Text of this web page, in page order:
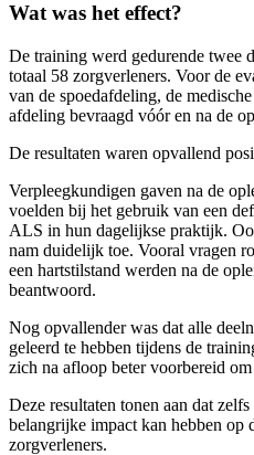
Wat was het effect?
De training werd gedurende twee
totaal 58 zorgverleners. Voor de
van de spoedafdeling, de
afdeling bevraagd vóór en na de
De resultaten waren opvallend
Verpleegkundigen gaven na de
voelden bij het gebruik van een
ALS in hun dagelijkse praktijk.
nam duidelijk toe. Vooral vragen
een hartstilstand werden na de
beantwoord.
Nog opvallender was dat alle
geleerd te hebben tijdens de
zich na afloop beter voorbereid
Deze resultaten tonen aan dat
belangrijke impact kan hebben op
zorgverleners.